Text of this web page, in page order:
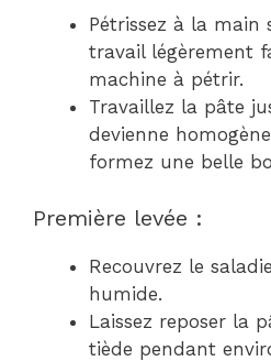
Pétrissez à la main
travail légèrement
machine à pétrir.
Travaillez la pâte
devienne
formez une belle
Première levée :
Recouvrez le
humide.
Laissez reposer la
tiède pendant